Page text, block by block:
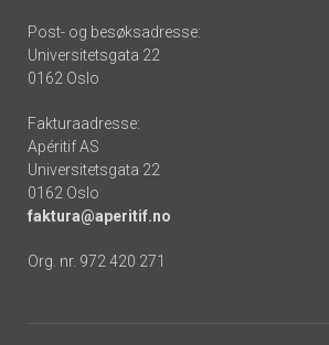
Post- og besøksadresse:
Universitetsgata 22
0162 Oslo
Fakturaadresse:
Apéritif AS
Universitetsgata 22
0162 Oslo
faktura@aperitif.no
Org. nr. 972 420 271